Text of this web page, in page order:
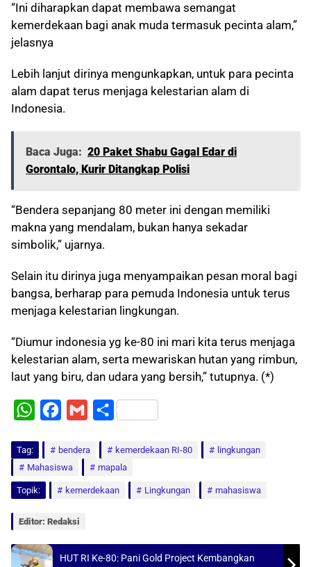
“Ini diharapkan dapat membawa semangat
kemerdekaan bagi anak muda termasuk pecinta alam,”
jelasnya
Lebih lanjut dirinya mengunkapkan, untuk para pecinta
alam dapat terus menjaga kelestarian alam di
Indonesia.
Baca Juga: 20 Paket Shabu Gagal Edar di
Gorontalo, Kurir Ditangkap Polisi
“Bendera sepanjang 80 meter ini dengan memiliki
makna yang mendalam, bukan hanya sekadar
simbolik,” ujarnya.
Selain itu dirinya juga menyampaikan pesan moral bagi
bangsa, berharap para pemuda Indonesia untuk terus
menjaga kelestarian lingkungan.
“Diumur indonesia yg ke-80 ini mari kita terus menjaga
kelestarian alam, serta mewariskan hutan yang rimbun,
laut yang biru, dan udara yang bersih,” tutupnya. (*)
W
t
s
p
c
e
b
k
a
i
l
S
a
r
e
Tag: bendera kemerdekaan RI-80
lingkungan
Mahasiswa
mapala
Topik: kemerdekaan Lingkungan mahasiswa
Editor: Redaksi
HUT RI Ke-80: Pani Gold Project Kembangkan